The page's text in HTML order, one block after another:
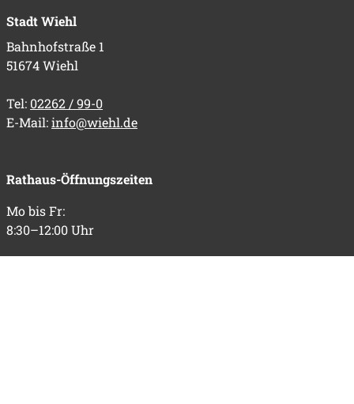
Stadt Wiehl
Bahnhofstraße 1
51674 Wiehl
Tel: 02262 / 99-0
E-Mail:info@wiehl.de
Rathaus-Öffnungszeiten
Mo bis Fr:
8:30–12:00 Uhr